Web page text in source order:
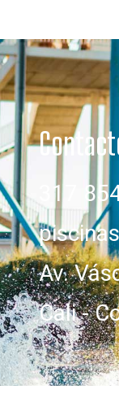
317
Av.
Cali -